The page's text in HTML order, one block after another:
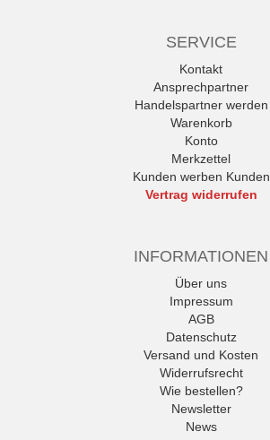
SERVICE
Kontakt
Ansprechpartner
Handelspartner werden
Warenkorb
Konto
Merkzettel
Kunden werben Kunden
Vertrag widerrufen
INFORMATIONEN
Über uns
Impressum
AGB
Datenschutz
Versand und Kosten
Widerrufsrecht
Wie bestellen?
Newsletter
News